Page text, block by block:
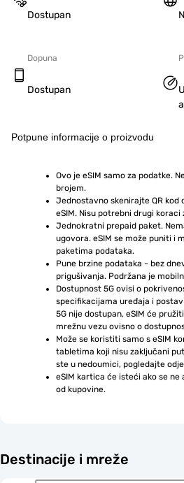
Dostupan
Dopuna
Dostupan
Potpune informacije o proizvodu
Ovo je eSIM samo za podatke.
brojem.
Jednostavno skenirajte QR
eSIM. Nisu potrebni drugi
Jednokratni prepaid paket.
ugovora. eSIM se može puniti i
paketima podataka.
Pune brzine podataka - bez
prigušivanja. Podržana je
Dostupnost 5G ovisi o
specifikacijama uređaja i
5G nije dostupan, eSIM će
mrežnu vezu ovisno o
Može se koristiti samo s eSIM
tabletima koji nisu zaključani
ste u nedoumici, pogledajte
eSIM kartica će isteći ako se
od kupovine.
Destinacije i mreže